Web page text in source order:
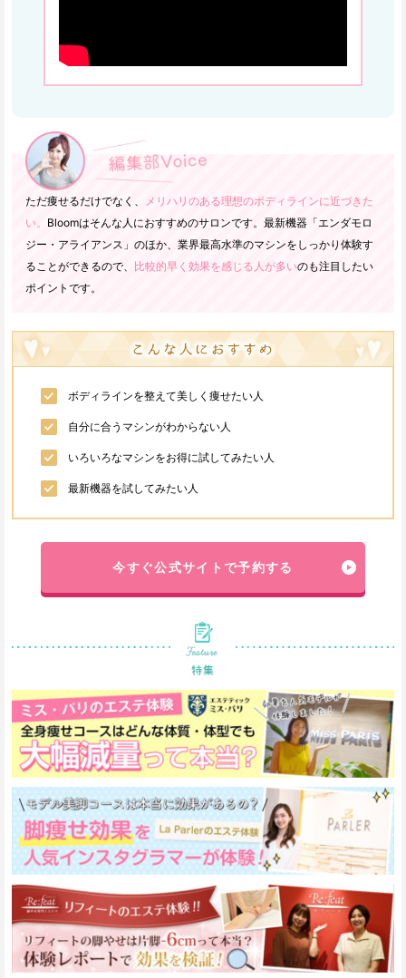
ただ痩せるだけでなく、
メリハリのある理想のボディラインに近づきた
い。 Bloomはそんな人におすすめのサロンです。最新機器「エンダモロ
ジー・アライアンス」のほか、業界最高水準のマシンをしっかり体験す
ることができるので、 比較的早く効果を感じる人が多いのも注目したい
ポイントです。
ボディラインを整えて美しく痩せたい人
自分に合うマシンがわからない人
いろいろなマシンをお得に試してみたい人
最新機器を試してみたい人
今すぐ公式サイトで予約する